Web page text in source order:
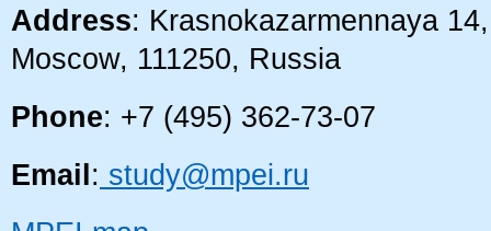
Address: Krasnokazarmennaya
Moscow, 111250, Russia
Phone: +7 (495) 362-73-07
Email : study@mpei.ru